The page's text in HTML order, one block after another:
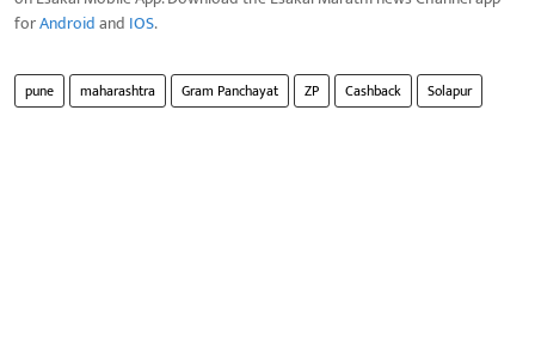
forAndroidand IOS.
pune maharashtra Gram Panchayat ZP Cashback Solapur